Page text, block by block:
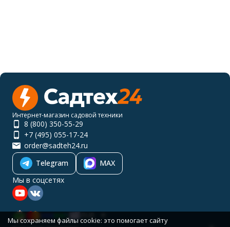
Интернет-магазин садовой техники
8 (800) 350-55-29
+7 (495) 055-17-24
order@sadteh24.ru
Telegram
MAX
Мы в соцсетях
Мы сохраняем файлы cookie: это помогает сайту